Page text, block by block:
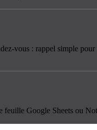
vous : rappel simple
Google Sheets ou